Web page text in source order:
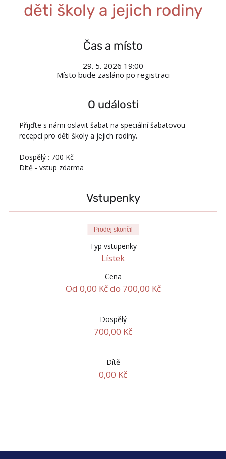
děti školy a jejich rodiny
Čas a místo
29. 5. 2026 19:00
Místo bude zasláno po registraci
O události
Přijďte s námi oslavit šabat na speciální šabatovou
recepci pro děti školy a jejich rodiny.
Dospělý : 700 Kč
Dítě - vstup zdarma
Vstupenky
Prodej skončil
Typ vstupenky
Lístek
Cena
Od 0,00 Kč do 700,00 Kč
Dospělý
700,00 Kč
Dítě
0,00 Kč